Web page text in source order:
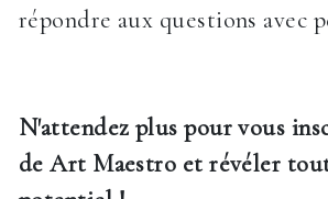
répondre aux questions avec
N'attendez plus pour vous
de Art Maestro et révéler